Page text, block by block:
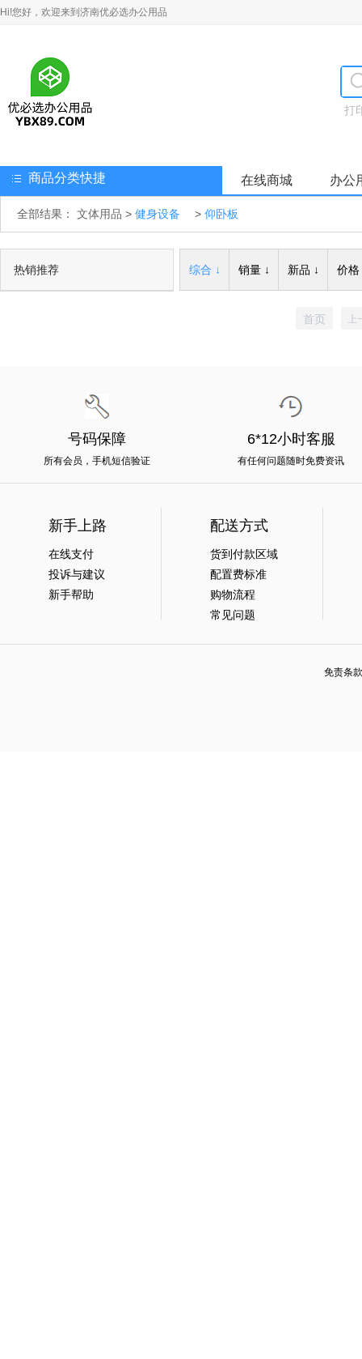
Hi!您好，欢迎来到济南优必选办公用品
打
商品分类快捷 在线商城 办公
全部结果： 文体用品 > 健身设备 > 仰卧板
热销推荐 综合 ↓ 销量 ↓ 新品 ↓ 价格
首页 上
号码保障
所有会员，手机短信验证
6*12小时客服
有任何问题随时免费资讯
新手上路
在线支付
投诉与建议
新手帮助
配送方式
货到付款区域
配置费标准
购物流程
常见问题
免责条款